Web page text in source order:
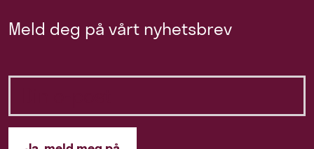
Meld deg på vårt nyhetsbrev